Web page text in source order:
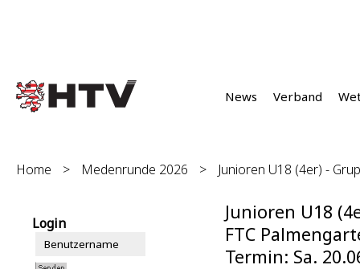
News Verband
Home > Medenrunde 2026 > Junioren U18 (4er) -
Login
Junioren U18
FTC
Termin: Sa.